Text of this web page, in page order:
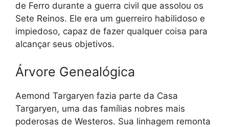
de Ferro durante a guerra civil que assolou os
Sete Reinos. Ele era um guerreiro habilidoso e
impiedoso, capaz de fazer qualquer coisa para
alcançar seus objetivos.
Árvore Genealógica
Aemond Targaryen fazia parte da Casa
Targaryen, uma das famílias nobres mais
poderosas de Westeros. Sua linhagem remonta